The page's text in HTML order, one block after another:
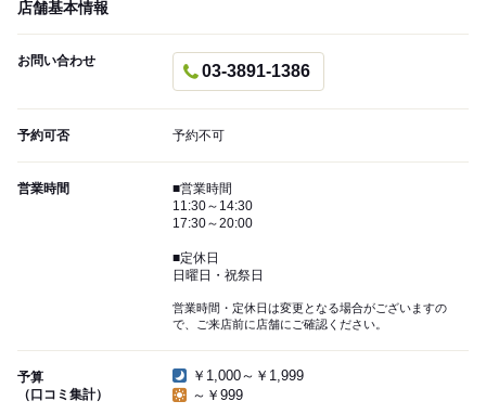
店舗基本情報
お問い合わせ
03-3891-1386
予約可否 予約不可
営業時間
■営業時間
11:30～14:30
17:30～20:00
■定休日
日曜日・祝祭日
営業時間・定休日は変更となる場合がございますの
で、ご来店前に店舗にご確認ください。
予算
（口コミ集計）
￥1,000～￥1,999
～￥999